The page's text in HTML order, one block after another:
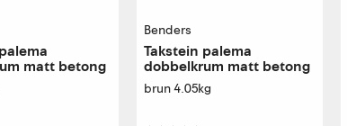
matt betong
Benders
Takstein palema
dobbelkrum matt betong
brun 4.05kg